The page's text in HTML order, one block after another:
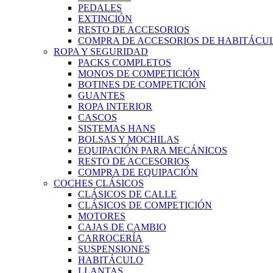
PEDALES
EXTINCIÓN
RESTO DE ACCESORIOS
COMPRA DE ACCESORIOS DE
ROPA Y SEGURIDAD
PACKS COMPLETOS
MONOS DE COMPETICIÓN
BOTINES DE COMPETICIÓN
GUANTES
ROPA INTERIOR
CASCOS
SISTEMAS HANS
BOLSAS Y MOCHILAS
EQUIPACIÓN PARA MECÁNICOS
RESTO DE ACCESORIOS
COMPRA DE EQUIPACIÓN
COCHES CLÁSICOS
CLÁSICOS DE CALLE
CLÁSICOS DE COMPETICIÓN
MOTORES
CAJAS DE CAMBIO
CARROCERÍA
SUSPENSIONES
HABITÁCULO
LLANTAS